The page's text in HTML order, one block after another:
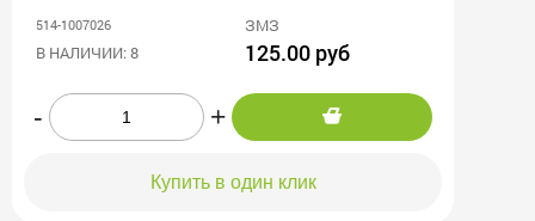
514-1007026
ЗМЗ
В НАЛИЧИИ: 8
125.00 руб
- +
Купить в один клик